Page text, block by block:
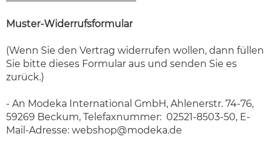
Muster-Widerrufsformular
(Wenn Sie den Vertrag widerrufen wollen, dann füllen
Sie bitte dieses Formular aus und senden Sie es
zurück.)
- An Modeka International GmbH, Ahlenerstr. 74-76,
59269 Beckum, Telefaxnummer: 02521-8503-50, E-
Mail-Adresse: webshop@modeka.de